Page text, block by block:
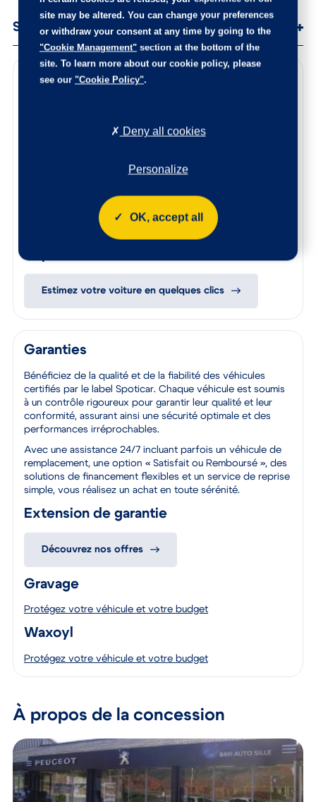
Services
Points de contrôle
l’intérieur est nettoyé de fond en comble, et la carrosserie
Le certificat d’état et d’origine de cette occasion, vous
N’hésitez pas à nous contacter afin de connaitre l’origine
de ce véhicule, les points de contrôle réalisés ainsi que les
pièces remplacées sur ce véhicule.
Estimez votre voiture en quelques clics
Garanties
Bénéficiez de la qualité et de la fiabilité des véhicules
certifiés par le label Spoticar. Chaque véhicule est soumis
à un contrôle rigoureux pour garantir leur qualité et leur
conformité, assurant ainsi une sécurité optimale et des
performances irréprochables.
Avec une assistance 24/7 incluant parfois un véhicule de
remplacement, une option « Satisfait ou Remboursé », des
solutions de financement flexibles et un service de reprise
simple, vous réalisez un achat en toute sérénité.
Extension de garantie
Découvrez nos offres
Gravage
Protégez votre véhicule et votre budget
Waxoyl
Protégez votre véhicule et votre budget
À propos de la concession
site may be altered. You can change your preferences
or withdraw your consent at any time by going to the
"Cookie Management" section at the bottom of the
site. To learn more about our cookie policy, please
see our "Cookie Policy".
OK, accept all
Personalize
Deny all cookies